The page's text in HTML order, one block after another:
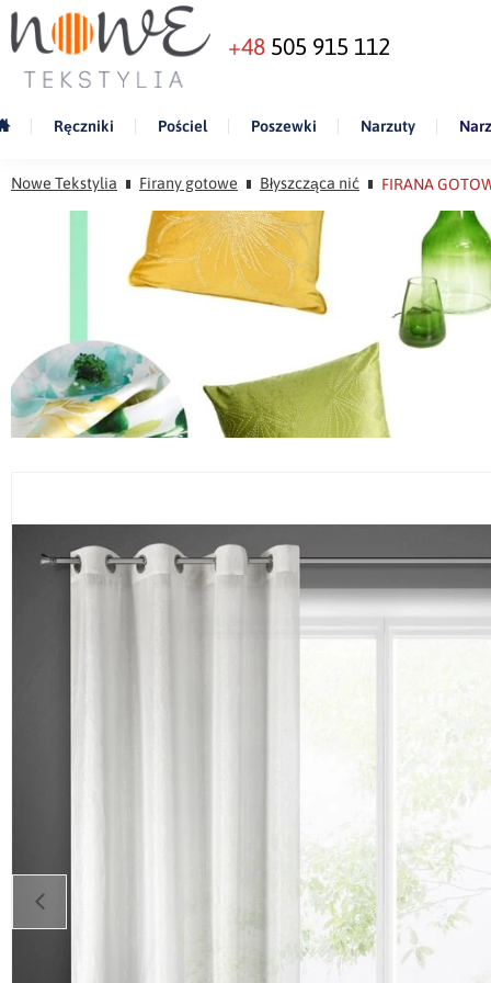
+48 505 915 112
Ręczniki Pościel Poszewki Narzuty
Nowe Tekstylia Firany gotowe Błyszcząca nić FIRANA